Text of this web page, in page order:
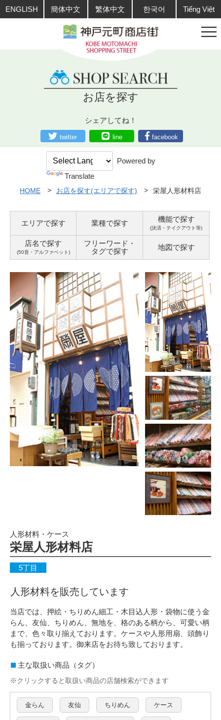
ENGLISH 簡体中文 繁体中文 한국어 Tiếng Việt
お店を探す
シェアしてね！
twitter line facebook
Powered by
Translate
HOME お店を探す(エリアで探す) 栄屋人形材料店
エリアで探す 業種で探す 機能で探す
(決済・テイクアウト等)
店名で探す
(50音・アルファベット)
フリーワード・
タグで探す 地図で探す
人形材料・ケース
栄屋人形材料店
5丁目
人形材料を販売しています
当店では、押絵・ちりめん細工・木目込人形・袋物に使う金
らん、友仙、ちりめん、無地を、格のある柄から、可愛い柄
まで、色々取り揃えております。ケースや人形用扇、頭飾り
も揃っております。御来店をお待ち致しております。
主な取扱い商品（タグ）
※クリックすると取扱い商品の店舗検索ができます
金らん 友仙 ちりめん ケース